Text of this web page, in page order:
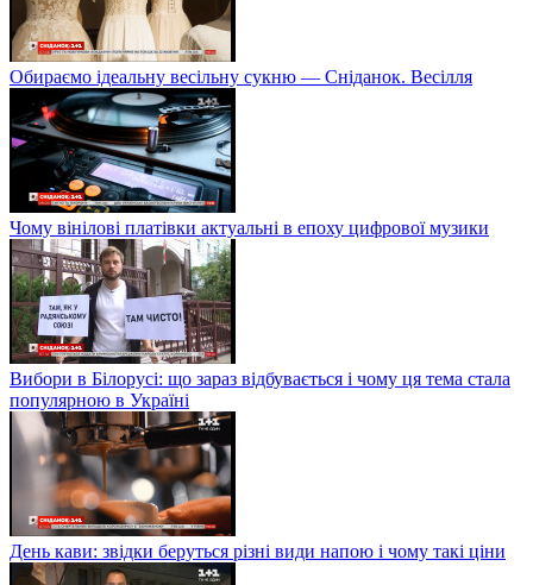
Обираємо ідеальну весільну сукню — Сніданок. Весілля
Чому вінілові платівки актуальні в епоху цифрової музики
Вибори в Білорусі: що зараз відбувається і чому ця тема стала
популярною в Україні
День кави: звідки беруться різні види напою і чому такі ціни